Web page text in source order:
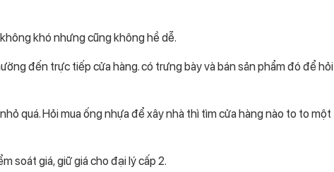
khó nhưng cũng không hề dễ.
đến trực tiếp cửa hàng. có trưng bày và bán sản phẩm đó để hỏi
quá. Hỏi mua ống nhựa để xây nhà thì tìm cửa hàng nào to to một
soát giá, giữ giá cho đại lý cấp 2.